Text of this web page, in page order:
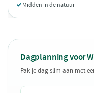
Midden in de natuur
Dagplanning voor
Pak je dag slim aan met